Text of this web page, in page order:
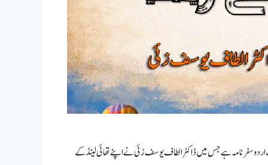
سفرنامہ ہے جس میں ڈاکٹر الطاف یوسف زئی نے اپنے تھائی لینڈ کے